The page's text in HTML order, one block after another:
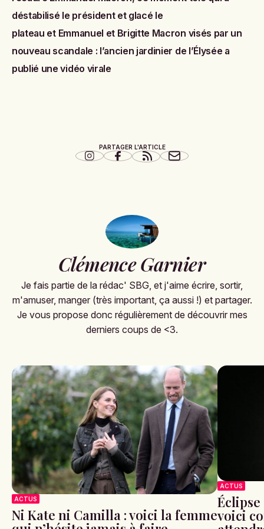
déstabilisé le président et glacé le
plateau et Emmanuel et Brigitte Macron visés par un
nouveau scandale : l’ancien jardinier de l’Élysée a
publié une vidéo virale
PARTAGER L'ARTICLE
Clémence Garnier
Je fais partie de la rédac' SBG, et j'aime écrire, sortir,
m'amuser, manger (très important, ça aussi !) et partager.
Je vous propose donc régulièrement de découvrir mes
derniers coups de <3.
ACTUS
Ni Kate ni Camilla : voici la femme
ACTUS
Éclipse
voici